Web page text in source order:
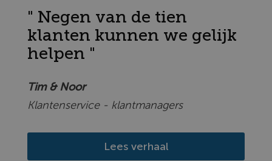
" Negen van de tien
klanten kunnen we gelijk
helpen "
Tim & Noor
Klantenservice - klantmanagers
Lees verhaal